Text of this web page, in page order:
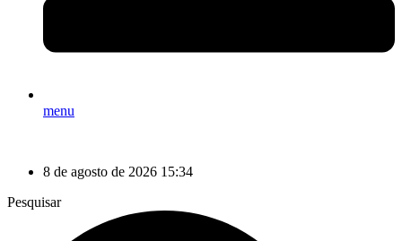
menu
8 de agosto de 2026 15:34
Pesquisar